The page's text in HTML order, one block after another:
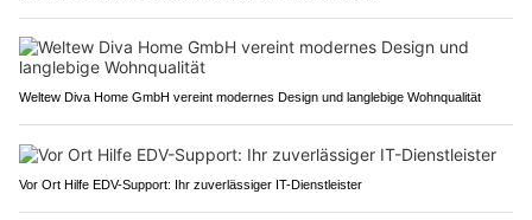
Weltew Diva Home GmbH vereint modernes Design und langlebige Wohnqualität
Vor Ort Hilfe EDV-Support: Ihr zuverlässiger IT-Dienstleister